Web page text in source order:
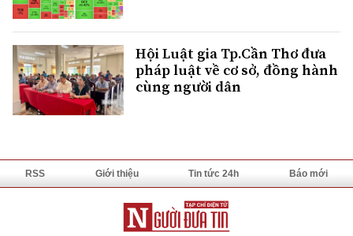
Hội Luật gia Tp.Cần Thơ đưa
pháp luật về cơ sở, đồng hành
cùng người dân
RSS Giới thiệu Tin tức 24h Báo mới